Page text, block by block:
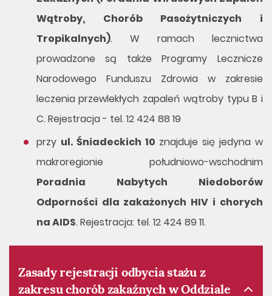
Wątroby, Chorób Pasożytniczych i
Tropikalnych). W ramach lecznictwa
prowadzone są także Programy Lecznicze
Narodowego Funduszu Zdrowia w zakresie
leczenia przewlekłych zapaleń wątroby typu B i
C. Rejestracja - tel. 12 424 88 19
przy ul. Śniadeckich 10 znajduje się jedyna w
makroregionie południowo-wschodnim
Poradnia Nabytych Niedoborów
Odporności dla zakażonych HIV i chorych
na AIDS. Rejestracja: tel. 12 424 89 11.
Zasady rejestracji odbycia stażu z
zakresu chorób zakaźnych w Oddziale